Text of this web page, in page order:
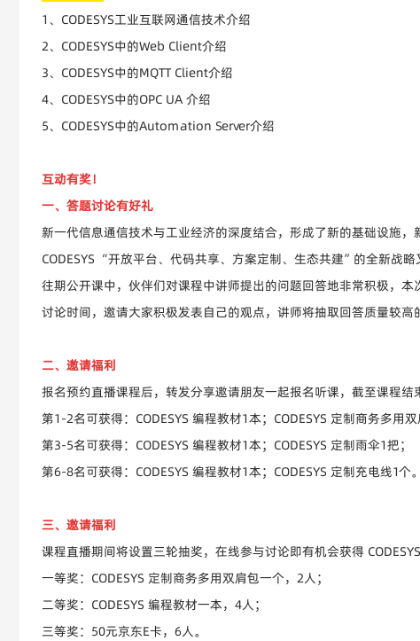
1、CODESYS工业互联网通信技术介绍
2、CODESYS中的Web Client介绍
3、CODESYS中的MQTT Client介绍
4、CODESYS中的OPC UA 介绍
5、CODESYS中的Automation Server介绍
互动有奖！
一、答题讨论有好礼
新一代信息通信技术与工业经济的深度结合，形成了新的基础设施
CODESYS “开放平台、代码共享、方案定制、生态共建”的全新战
往期公开课中，伙伴们对课程中讲师提出的问题回答地非常积极，
讨论时间，邀请大家积极发表自己的观点，讲师将抽取回答质量较高
二、邀请福利
报名预约直播课程后，转发分享邀请朋友一起报名听课，截至课程结
第1-2名可获得：CODESYS 编程教材1本；CODESYS 定制商务多用双
第3-5名可获得：CODESYS 编程教材1本；CODESYS 定制雨伞1把；
第6-8名可获得：CODESYS 编程教材1本；CODESYS 定制充电线1个。
三、邀请福利
课程直播期间将设置三轮抽奖，在线参与讨论即有机会获得 CODESYS
一等奖：CODESYS 定制商务多用双肩包一个，2人；
二等奖：CODESYS 编程教材一本，4人；
三等奖：50元京东E卡，6人。